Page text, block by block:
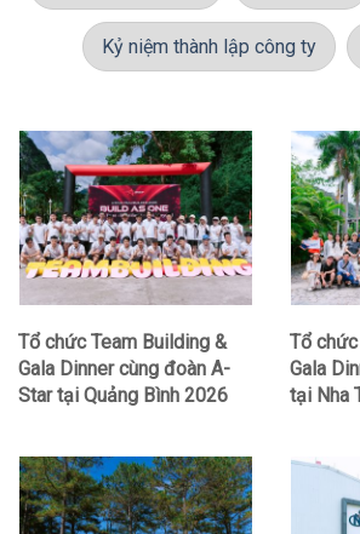
Kỷ niệm thành lập công ty
Tổ chức Team Building &
Gala Dinner cùng đoàn A-
Star tại Quảng Bình 2026
Tổ
Gala
tại Nha